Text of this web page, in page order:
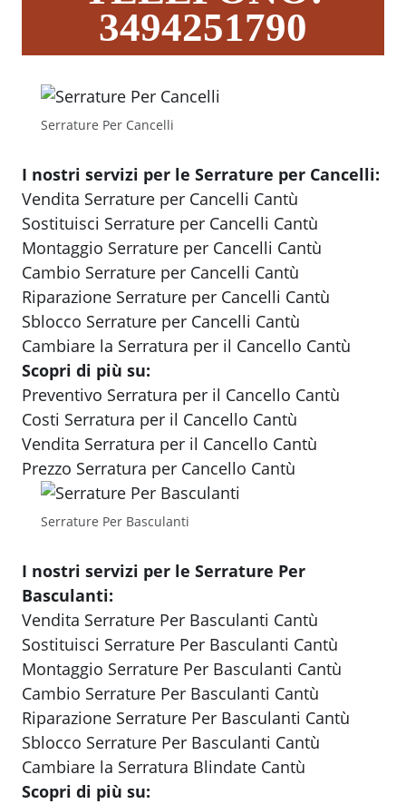
3494251790
Serrature Per Cancelli
I nostri servizi per le Serrature per Cancelli:
Vendita Serrature per Cancelli Cantù
Sostituisci Serrature per Cancelli Cantù
Montaggio Serrature per Cancelli Cantù
Cambio Serrature per Cancelli Cantù
Riparazione Serrature per Cancelli Cantù
Sblocco Serrature per Cancelli Cantù
Cambiare la Serratura per il Cancello Cantù
Scopri di più su:
Preventivo Serratura per il Cancello Cantù
Costi Serratura per il Cancello Cantù
Vendita Serratura per il Cancello Cantù
Prezzo Serratura per Cancello Cantù
Serrature Per Basculanti
I nostri servizi per le Serrature Per
Basculanti:
Vendita Serrature Per Basculanti Cantù
Sostituisci Serrature Per Basculanti Cantù
Montaggio Serrature Per Basculanti Cantù
Cambio Serrature Per Basculanti Cantù
Riparazione Serrature Per Basculanti Cantù
Sblocco Serrature Per Basculanti Cantù
Cambiare la Serratura Blindate Cantù
Scopri di più su: